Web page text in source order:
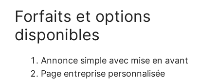
Forfaits et options
disponibles
Annonce simple avec mise en avant
Page entreprise personnalisée